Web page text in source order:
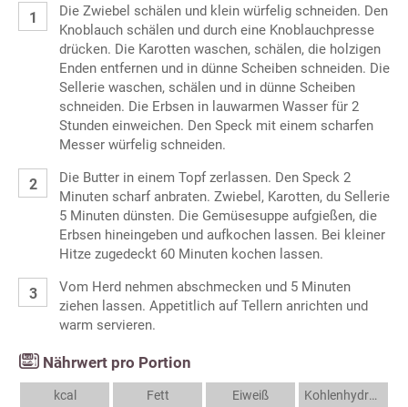
Die Zwiebel schälen und klein würfelig schneiden. Den
Knoblauch schälen und durch eine Knoblauchpresse
drücken. Die Karotten waschen, schälen, die holzigen
Enden entfernen und in dünne Scheiben schneiden. Die
Sellerie waschen, schälen und in dünne Scheiben
schneiden. Die Erbsen in lauwarmen Wasser für 2
Stunden einweichen. Den Speck mit einem scharfen
Messer würfelig schneiden.
Die Butter in einem Topf zerlassen. Den Speck 2
Minuten scharf anbraten. Zwiebel, Karotten, du Sellerie
5 Minuten dünsten. Die Gemüsesuppe aufgießen, die
Erbsen hineingeben und aufkochen lassen. Bei kleiner
Hitze zugedeckt 60 Minuten kochen lassen.
Vom Herd nehmen abschmecken und 5 Minuten
ziehen lassen. Appetitlich auf Tellern anrichten und
warm servieren.
Nährwert pro Portion
kcal Fett Eiweiß Kohlenhydrate